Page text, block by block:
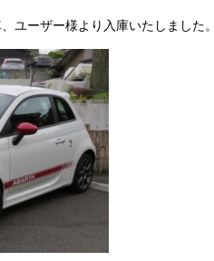
ユーザー様より入庫いたしました